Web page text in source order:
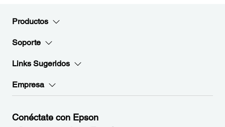
Productos
Soporte
Links Sugeridos
Empresa
Conéctate con Epson